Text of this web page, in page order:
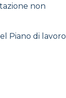
non
Piano di lavoro